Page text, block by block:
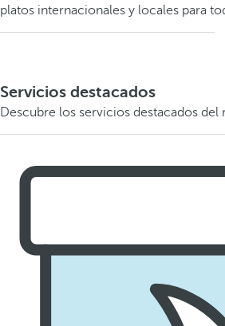
platos internacionales y locales para
Servicios destacados
Descubre los servicios destacados del